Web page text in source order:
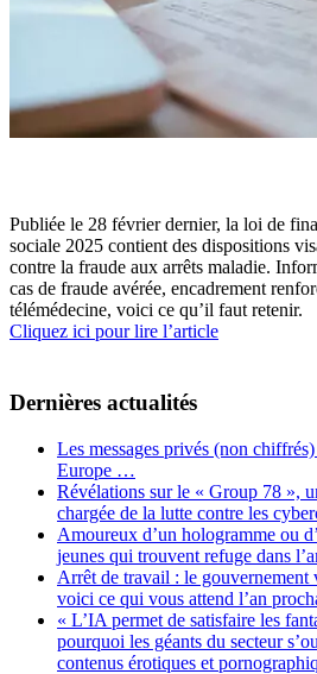
Publiée le 28 février dernier, la loi de
sociale 2025 contient des dispositions
contre la fraude aux arrêts maladie.
cas de fraude avérée, encadrement
télémédecine, voici ce qu’il faut retenir.
Cliquez ici pour lire l’article
Dernières actualités
Les messages privés (non
Europe …
Révélations sur le « Group 78 »,
chargée de la lutte contre les
Amoureux d’un hologramme ou
jeunes qui trouvent refuge dans
Arrêt de travail : le gouvernement
voici ce qui vous attend l’an
« L’IA permet de satisfaire les
pourquoi les géants du secteur
contenus érotiques et